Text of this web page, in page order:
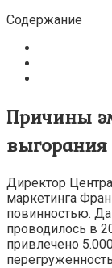
Содержание
Причины
выгорания
Директор
маркетинга
повинностью.
проводилось в
привлечено